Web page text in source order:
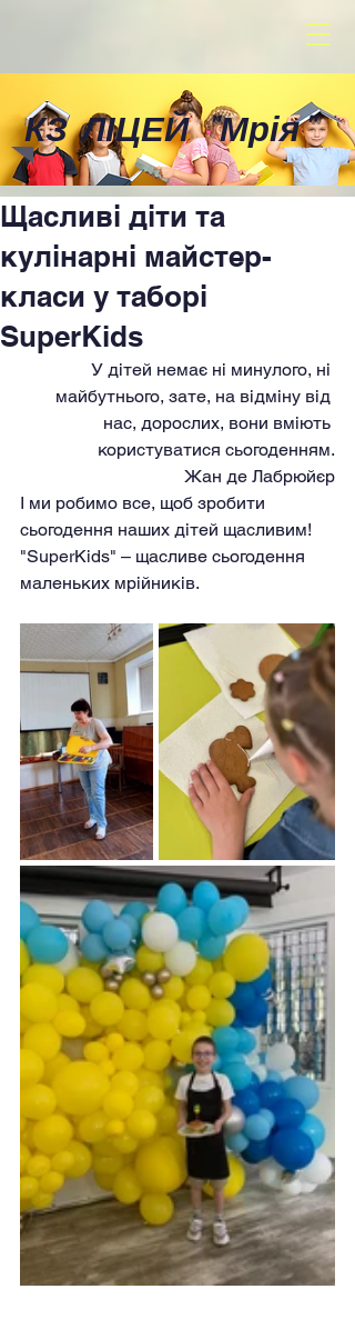
КЗ ЛІЦЕЙ"Мрія"
Щасливі діти та
кулінарні майстер-
класи у таборі
SuperKids
У дітей немає ні минулого, ні
майбутнього, зате, на відміну від
нас, дорослих, вони вміють
користуватися сьогоденням.
Жан де Лабрюйєр
І ми робимо все, щоб зробити
сьогодення наших дітей щасливим!
"SuperKids" – щасливе сьогодення
маленьких мрійників.